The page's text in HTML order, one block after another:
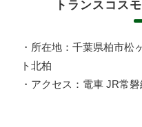
トランスコス
・所在地：千葉県柏市松
ト北柏
・アクセス：電車 JR常